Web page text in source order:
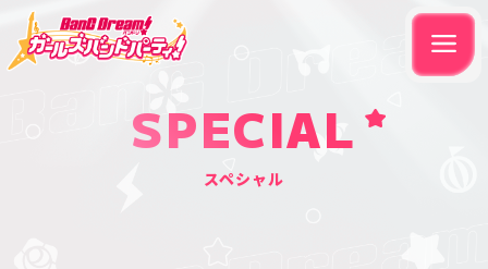
SPECIAL
スペシャル